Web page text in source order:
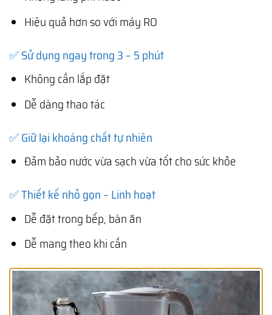
Hiệu quả hơn so với máy RO
✅ Sử dụng ngay trong 3 – 5 phút
Không cần lắp đặt
Dễ dàng thao tác
✅ Giữ lại khoáng chất tự nhiên
Đảm bảo nước vừa sạch vừa tốt cho sức khỏe
✅ Thiết kế nhỏ gọn – Linh hoạt
Dễ đặt trong bếp, bàn ăn
Dễ mang theo khi cần